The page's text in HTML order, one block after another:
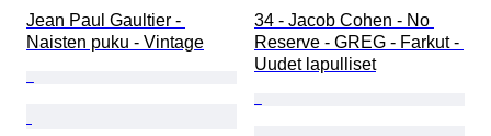
Jean Paul Gaultier -
Naisten puku - Vintage
34 - Jacob Cohen - No
Reserve - GREG - Farkut -
Uudet lapulliset